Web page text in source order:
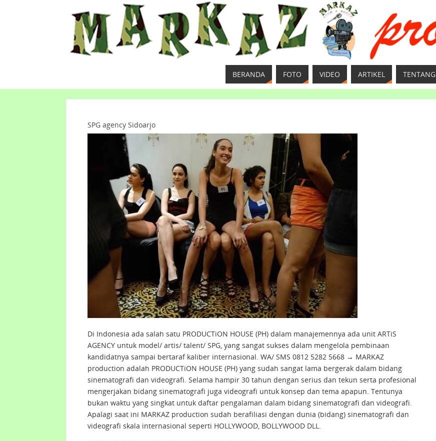
BERANDA FOTO VIDEO ARTIKEL TENTANG
SPG agency Sidoarjo
Di Indonesia ada salah satu PRODUCTiON HOUSE (PH) dalam manajemennya ada unit ARTiS
AGENCY untuk model/ artis/ talent/ SPG, yang sangat sukses dalam mengelola pembinaan
kandidatnya sampai bertaraf kaliber internasional. WA/ SMS 0812 5282 5668 → MARKAZ
production adalah PRODUCTiON HOUSE (PH) yang sudah sangat lama bergerak dalam bidang
sinematografi dan videografi. Selama hampir 30 tahun dengan serius dan tekun serta profesional
mengerjakan bidang sinematografi juga videografi untuk konsep dan tema apapun. Tentunya
bukan waktu yang singkat untuk daftar pengalaman dalam bidang sinematografi dan videografi.
Apalagi saat ini MARKAZ production sudah berafiliasi dengan dunia (bidang) sinematografi dan
videografi skala internasional seperti HOLLYWOOD, BOLLYWOOD DLL.